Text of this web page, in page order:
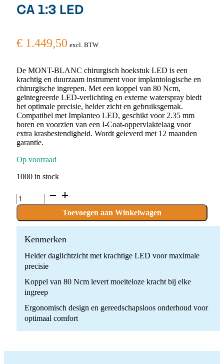
CA 1:3 LED
€ 1.449,50 excl. BTW
De MONT-BLANC chirurgisch hoekstuk LED is een
krachtig en duurzaam instrument voor implantologische en
chirurgische ingrepen. Met een koppel van 80 Ncm,
geïntegreerde LED-verlichting en externe waterspray biedt
het optimale precisie, helder zicht en gebruiksgemak.
Compatibel met Implanteo LED, geschikt voor 2.35 mm
boren en voorzien van een I-Coat-oppervlaktelaag voor
extra krasbestendigheid. Wordt geleverd met 12 maanden
garantie.
Op voorraad
1000 in stock
MONT-
BLANC®
CA
1:3
LED
Toevoegen aan Winkelwagen
Kenmerken
Helder daglichtzicht met krachtige LED voor maximale
precisie
Koppel van 80 Ncm levert moeiteloze kracht bij elke
ingreep
Ergonomisch design en gereedschapsloos onderhoud voor
optimaal comfort